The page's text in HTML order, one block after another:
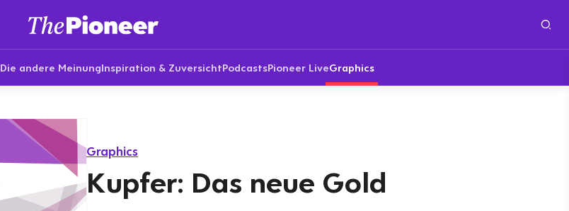
Die andere MeinungInspiration & ZuversichtPodcastsPioneer LiveGraphics
Graphics
Kupfer: Das neue Gold